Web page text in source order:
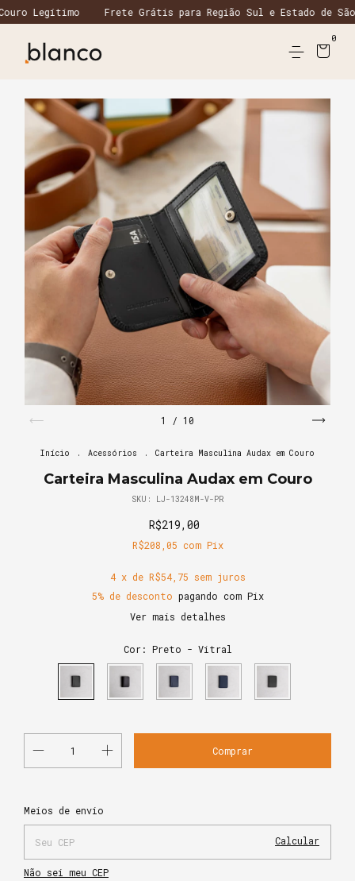
Frete Grátis para Região Sul e Estado de São Paulo em
0
1 / 10
Início . Acessórios . Carteira Masculina Audax em Couro
Carteira Masculina Audax em Couro
SKU: LJ-13248M-V-PR
R$219,00
R$208,05 com Pix
4 x de R$54,75 sem juros
5% de desconto pagando com Pix
Ver mais detalhes
Cor: Preto - Vitral
Entregas para o CEP:
Meios de envio
Calcular
Não sei meu CEP